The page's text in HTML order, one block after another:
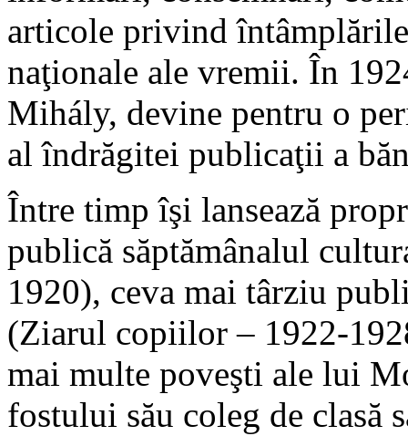
articole privind
naţionale ale vremii. În
Mihály, devine pentru o
al îndrăgitei publicaţii a
Între timp îşi lansează
publică săptămânalul
1920), ceva mai târziu
(Ziarul copiilor – 1922-
mai multe poveşti ale lui
fostului său coleg de clasă